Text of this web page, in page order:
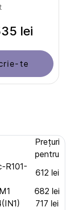
lei
te
Prețuri
pentru
R101-
612 lei
682 lei
717 lei